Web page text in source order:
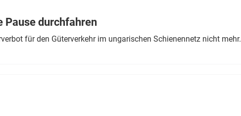
Pause durchfahren
für den Güterverkehr im ungarischen Schienennetz nicht mehr.